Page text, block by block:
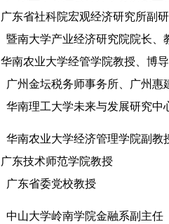
广东省社科院宏观经济研究所副
暨南大学产业经济研究院院长、
华南农业大学经管学院教授、博导
广州金坛税务师事务所、广州惠
华南理工大学未来与发展研究中
华南农业大学经济管理学院副教
广东技术师范学院教授
广东省委党校教授
中山大学岭南学院金融系副主任